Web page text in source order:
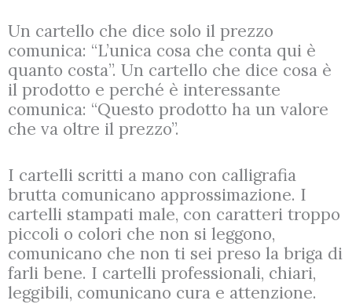
Un cartello che dice solo il prezzo
comunica: “L’unica cosa che conta qui è
quanto costa”. Un cartello che dice cosa è
il prodotto e perché è interessante
comunica: “Questo prodotto ha un valore
che va oltre il prezzo”.
I cartelli scritti a mano con calligrafia
brutta comunicano approssimazione. I
cartelli stampati male, con caratteri troppo
piccoli o colori che non si leggono,
comunicano che non ti sei preso la briga di
farli bene. I cartelli professionali, chiari,
leggibili, comunicano cura e attenzione.